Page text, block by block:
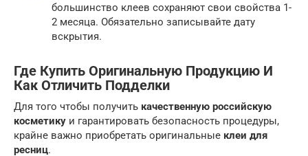
большинство клеев сохраняют свои свойства 1-
2 месяца. Обязательно записывайте дату
вскрытия.
Где Купить Оригинальную Продукцию И
Как Отличить Подделки
Для того чтобы получить качественную российскую
косметику и гарантировать безопасность процедуры,
крайне важно приобретать оригинальные клеи для
ресниц.